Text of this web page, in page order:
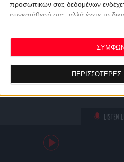
προσωπικών σας δεδομένων
συγκατάθεσή σας, αλλά έχετε το
ανακαλέσετε τη συγκατάθεσή σας
επιστρέφοντας σε αυτόν τον
κουμπί "Απορρήτου" στο κάτω
ΠΕΡΙΣΣΟΤΕΡΕΣ
LISTEN